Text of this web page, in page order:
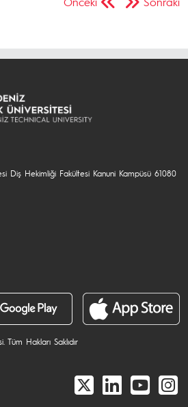
Diş Hekimliği Fakültesi Kanuni Kampüsü 61080
Hakları Saklıdır